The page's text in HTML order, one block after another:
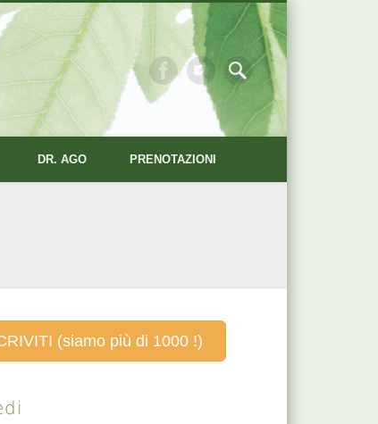
DR. AGO PRENOTAZIONI
(siamo più di 1000 !)